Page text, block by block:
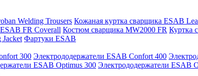
Welding Trousers Кожаная куртка сварщика ESAB
FR Coverall Костюм сварщика MW2000 FR Куртка
Фартуки ESAB
300 Электрододержатели ESAB Confort 400
ESAB Optimus 300 Электрододержатели ESAB